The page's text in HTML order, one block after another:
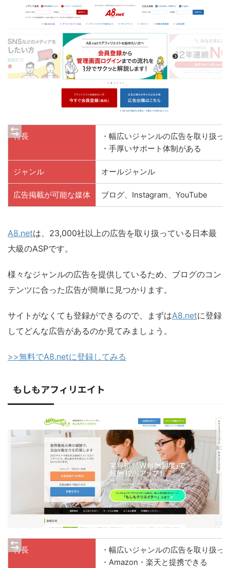
特長
・幅広いジャンルの広告を取り扱っ
・手厚いサポート体制がある
ジャンル オールジャンル
広告掲載が可能な媒体 ブログ、Instagram、YouTube
A8.netは、23,000社以上の広告を取り扱っている日本最
大級のASPです。
様々なジャンルの広告を提供しているため、ブログのコン
テンツに合った広告が簡単に見つかります。
サイトがなくても登録ができるので、まずはA8.netに登録
してどんな広告があるのか見てみましょう。
>>無料でA8.netに登録してみる
もしもアフィリエイト
特長
・幅広いジャンルの広告を取り扱っ
・Amazon・楽天と提携できる